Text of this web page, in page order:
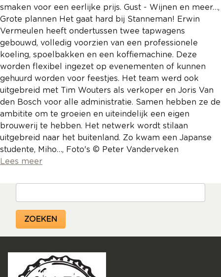
PERS/PUBLICATIES
FACEBOOK
LINKS
smaken voor een eerlijke prijs. Gust - Wijnen en meer…,
Grote plannen Het gaat hard bij Stanneman! Erwin
Vermeulen heeft ondertussen twee tapwagens
gebouwd, volledig voorzien van een professionele
koeling, spoelbakken en een koffiemachine. Deze
worden flexibel ingezet op evenementen of kunnen
gehuurd worden voor feestjes. Het team werd ook
uitgebreid met Tim Wouters als verkoper en Joris Van
den Bosch voor alle administratie. Samen hebben ze de
ambitite om te groeien en uiteindelijk een eigen
brouwerij te hebben. Het netwerk wordt stilaan
uitgebreid naar het buitenland. Zo kwam een Japanse
studente, Miho…, Foto's © Peter Vanderveken
Lees meer